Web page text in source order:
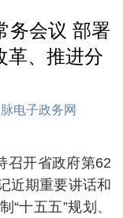
务会议 部署
革、推进分
电子政务网
开省政府第62
近期重要讲话和
十五五”规划、